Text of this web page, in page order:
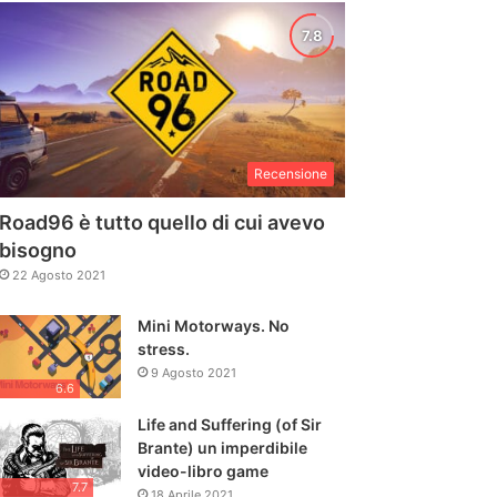
Recensione
Road96 è tutto quello di cui avevo
bisogno
22 Agosto 2021
6.6
Mini Motorways. No
stress.
9 Agosto 2021
7.7
Life and Suffering (of Sir
Brante) un imperdibile
video-libro game